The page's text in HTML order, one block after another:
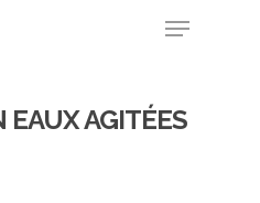
EAUX AGITÉES